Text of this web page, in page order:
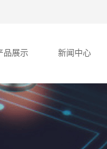
品展示 新闻中心